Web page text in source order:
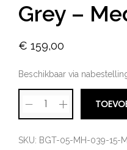
Grey –
€ 159,00
Beschikbaar via
SKU: BGT-05-MH-039-15-M